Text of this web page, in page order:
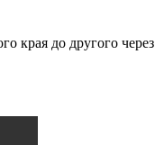
края до другого через